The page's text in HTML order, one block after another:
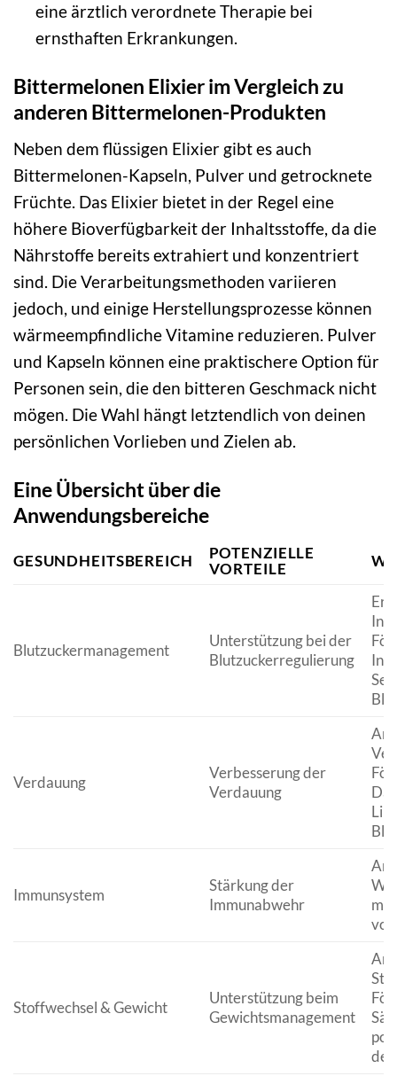
eine ärztlich verordnete Therapie bei
ernsthaften Erkrankungen.
Bittermelonen Elixier im Vergleich zu
anderen Bittermelonen-Produkten
Neben dem flüssigen Elixier gibt es auch
Bittermelonen-Kapseln, Pulver und getrocknete
Früchte. Das Elixier bietet in der Regel eine
höhere Bioverfügbarkeit der Inhaltsstoffe, da die
Nährstoffe bereits extrahiert und konzentriert
sind. Die Verarbeitungsmethoden variieren
jedoch, und einige Herstellungsprozesse können
wärmeempfindliche Vitamine reduzieren. Pulver
und Kapseln können eine praktischere Option für
Personen sein, die den bitteren Geschmack nicht
mögen. Die Wahl hängt letztendlich von deinen
persönlichen Vorlieben und Zielen ab.
Eine Übersicht über die
Anwendungsbereiche
GESUNDHEITSBEREICH
POTENZIELLE
VORTEILE
Blutzuckermanagement
Unterstützung bei der
Blutzuckerregulierung
Verdauung
Verbesserung der
Verdauung
Immunsystem
Stärkung der
Immunabwehr
mit
vor
Stoffwechsel & Gewicht
Unterstützung beim
Gewichtsmanagement
der